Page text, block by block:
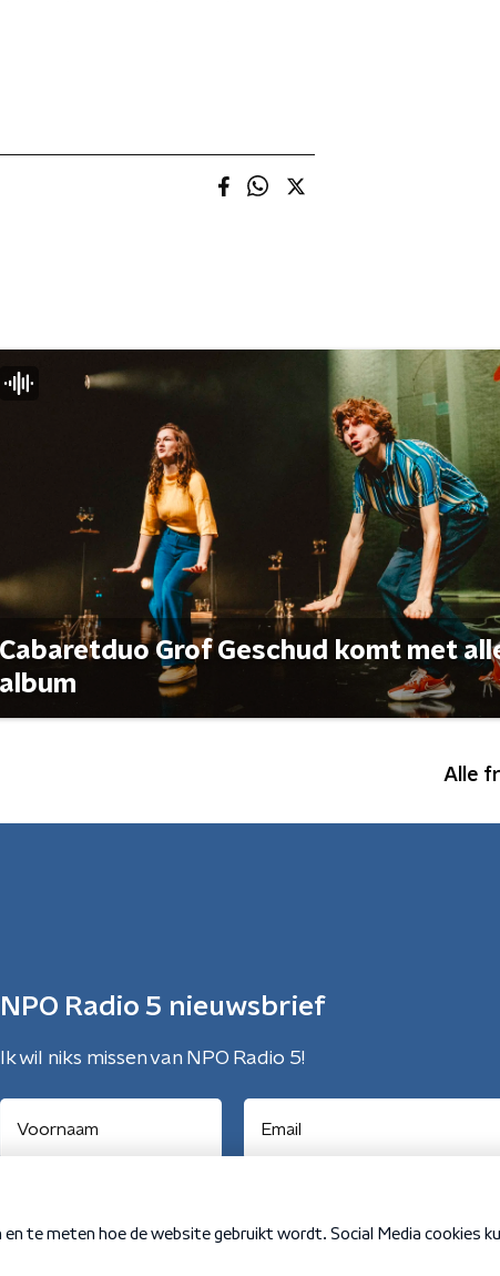
Cabaretduo Grof Geschud komt met
album
Alle
NPO Radio 5 nieuwsbrief
Ik wil niks missen van NPO Radio 5!